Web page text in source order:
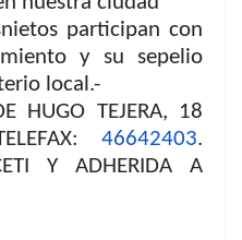
participan con
y su sepelio
local.-
HUGO TEJERA, 18
46642403.
Y ADHERIDA A